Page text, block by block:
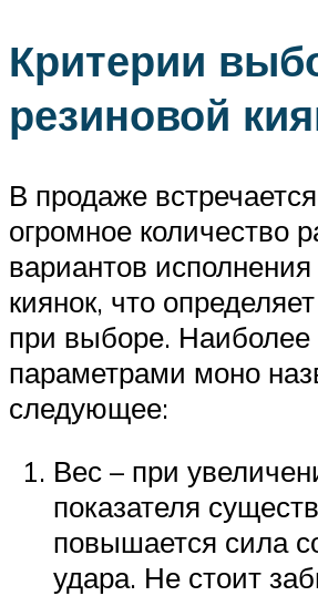
Критерии
резиновой
В продаже
огромное количество
вариантов
киянок, что
при выборе.
параметрами моно
следующее:
Вес – при
показателя
повышается сила
удара. Не стоит